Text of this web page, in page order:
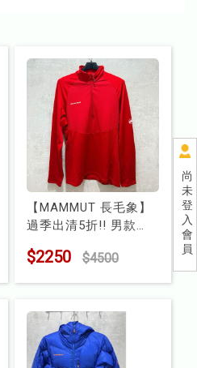
尚
未
登
入
會
員
【MAMMUT 長毛象】
過季出清5折!! 男款
門襟長袖上衣
$2250 $4500